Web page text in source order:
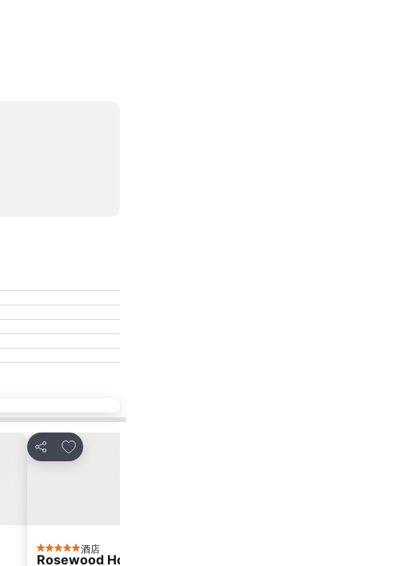
分享
放到收藏夾
5 星級 酒店
Rosewood Hong Kong